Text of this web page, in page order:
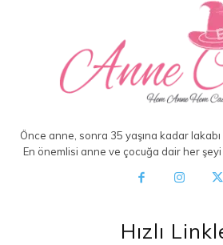
Önce anne, sonra 35 yaşına kadar lakabı
En önemlisi anne ve çocuğa dair her şeyi
Hızlı